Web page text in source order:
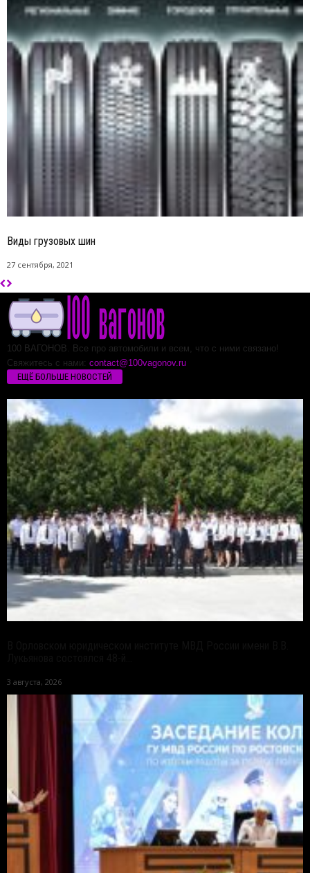
Виды грузовых шин
27 сентября, 2021
100 ВАГОНОВ. Все про автомобили и всем, что с ними связано!
Свяжитесь с нами: contact@100vagonov.ru
ЕЩЁ БОЛЬШЕ НОВОСТЕЙ
3 августа, 2026